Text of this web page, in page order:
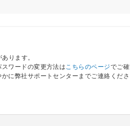
ります。
ワードの変更方法はこちらのページでご確
に弊社サポートセンターまでご連絡くださ